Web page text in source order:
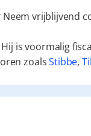
vrijblijvend
is voormalig
zoalsStibbe,